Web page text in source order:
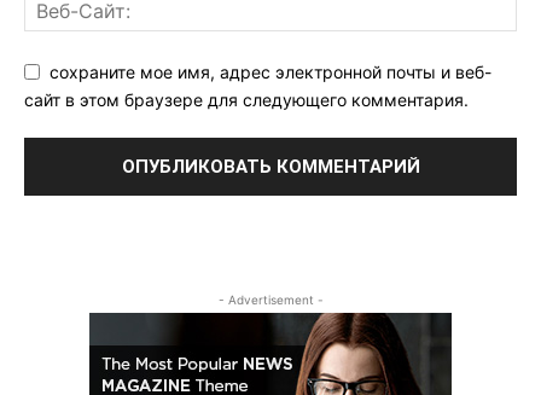
сохраните мое имя, адрес электронной почты и веб-
сайт в этом браузере для следующего комментария.
- Advertisement -